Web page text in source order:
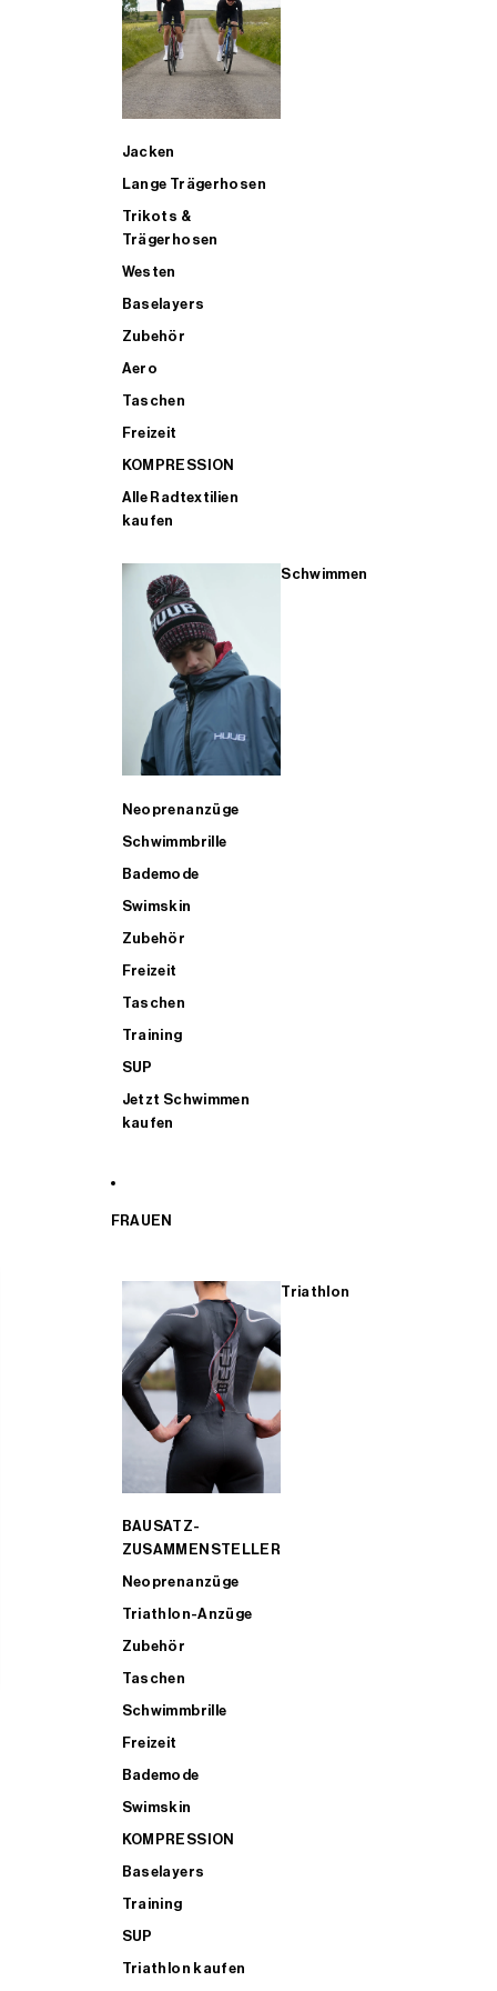
Jacken
Lange Trägerhosen
Trikots &
Trägerhosen
Westen
Baselayers
Zubehör
Aero
Taschen
Freizeit
KOMPRESSION
Alle Radtextilien
kaufen
Schwimmen
Neoprenanzüge
Schwimmbrille
Bademode
Swimskin
Zubehör
Freizeit
Taschen
Training
SUP
Jetzt Schwimmen
kaufen
FRAUEN
Triathlon
BAUSATZ-
ZUSAMMENSTELLER
Neoprenanzüge
Triathlon-Anzüge
Zubehör
Taschen
Schwimmbrille
Freizeit
Bademode
Swimskin
KOMPRESSION
Baselayers
Training
SUP
Triathlon kaufen
ALLE TRIATHLONARTIKEL FÜR MÄNNER KAUFEN